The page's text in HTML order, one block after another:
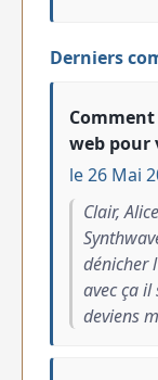
Derniers
web pour
le 26 Mai
Clair,
dénicher
avec ça
deviens